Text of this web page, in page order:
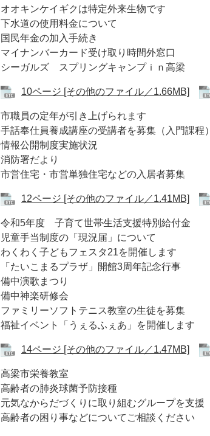
オオキンケイギクは特定外来生物です
下水道の使用料金について
国民年金の加入手続き
マイナンバーカード受け取り時間外窓口
シーガルズ スプリングキャンプｉｎ高梁
10ページ [その他のファイル／1.66MB]
市職員の定年が引き上げられます
手話奉仕員養成講座の受講者を募集（入門課程）
情報公開制度実施状況
消防署だより
市営住宅・市営単独住宅などの入居者募集
12ページ [その他のファイル／1.41MB]
令和5年度 子育て世帯生活支援特別給付金
児童手当制度の「現況届」について
わくわく子どもフェスタ21を開催します
「たいこまるプラザ」開館3周年記念行事
備中演歌まつり
備中神楽研修会
ファミリーソフトテニス教室の生徒を募集
福祉イベント「うぇるふぇあ」を開催します
14ページ [その他のファイル／1.47MB]
高梁市栄養教室
高齢者の肺炎球菌予防接種
元気なからだづくりに取り組むグループを支援
高齢者の困り事などについてご相談ください